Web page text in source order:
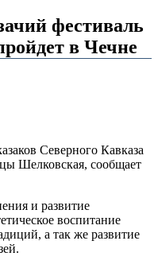
фестиваль
в Чечне
Северного Кавказа
Шелковская, сообщает
и развитие
воспитание
а так же развитие